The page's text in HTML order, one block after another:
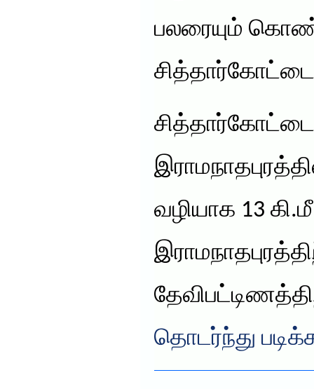
பலரையும்
சித்தார்கோட்டை
வழியாக 13
தொடர்ந்து